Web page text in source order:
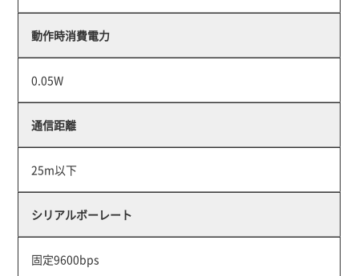
動作時消費電力
0.05W
通信距離
25m以下
シリアルボーレート
固定9600bps